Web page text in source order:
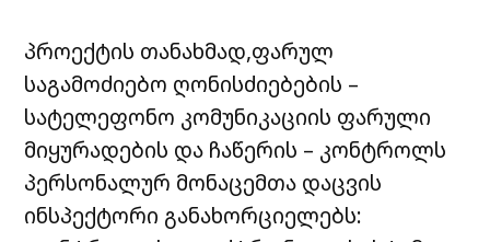
პროექტის თანახმად,ფარულ
საგამოძიებო ღონისძიებების –
სატელეფონო კომუნიკაციის ფარული
მიყურადების და ჩაწერის – კონტროლს
პერსონალურ მონაცემთა დაცვის
ინსპექტორი განახორციელებს: